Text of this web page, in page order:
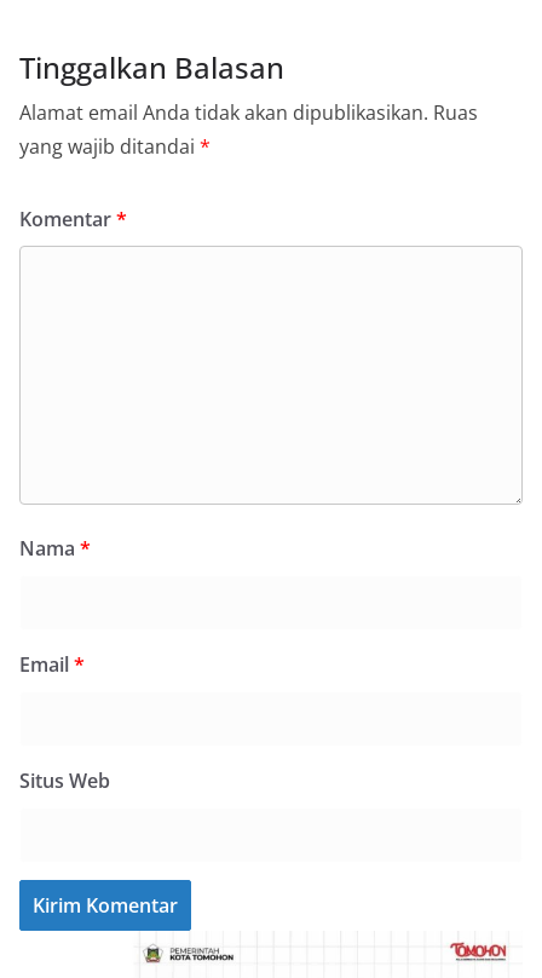
Tinggalkan Balasan
Alamat email Anda tidak akan dipublikasikan. Ruas
yang wajib ditandai *
Komentar*
Nama *
Email*
Situs Web